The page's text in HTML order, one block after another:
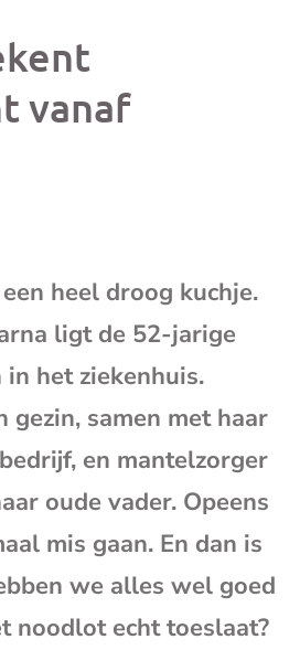
bericht
e-
vanaf
heel droog kuchje.
ligt de 52-jarige
het ziekenhuis.
gezin, samen met haar
en mantelzorger
oude vader. Opeens
mis gaan. En dan is
we alles wel goed
noodlot echt toeslaat?